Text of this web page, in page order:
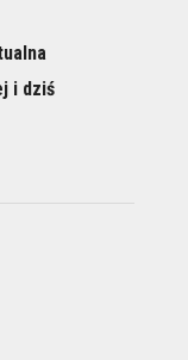
i dziś